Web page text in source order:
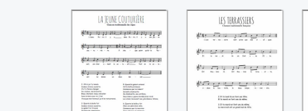
La jeune
couturière
Les terrassiers